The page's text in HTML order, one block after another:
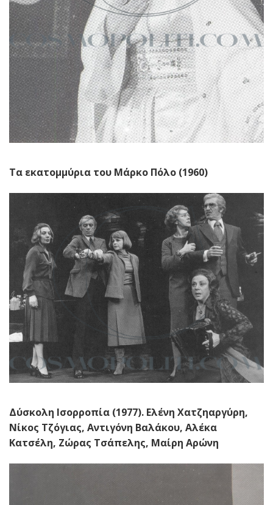
Τα εκατομμύρια του Μάρκο Πόλο (1960)
Δύσκολη Ισορροπία (1977). Ελένη Χατζηαργύρη,
Νίκος Τζόγιας, Αντιγόνη Βαλάκου, Αλέκα
Κατσέλη, Ζώρας Τσάπελης, Μαίρη Αρώνη